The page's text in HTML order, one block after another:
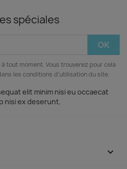
spéciales
tout moment. Vous trouverez pour cela
les conditions d'utilisation du site.
elit minim nisi eu occaecat
nisi ex deserunt.
